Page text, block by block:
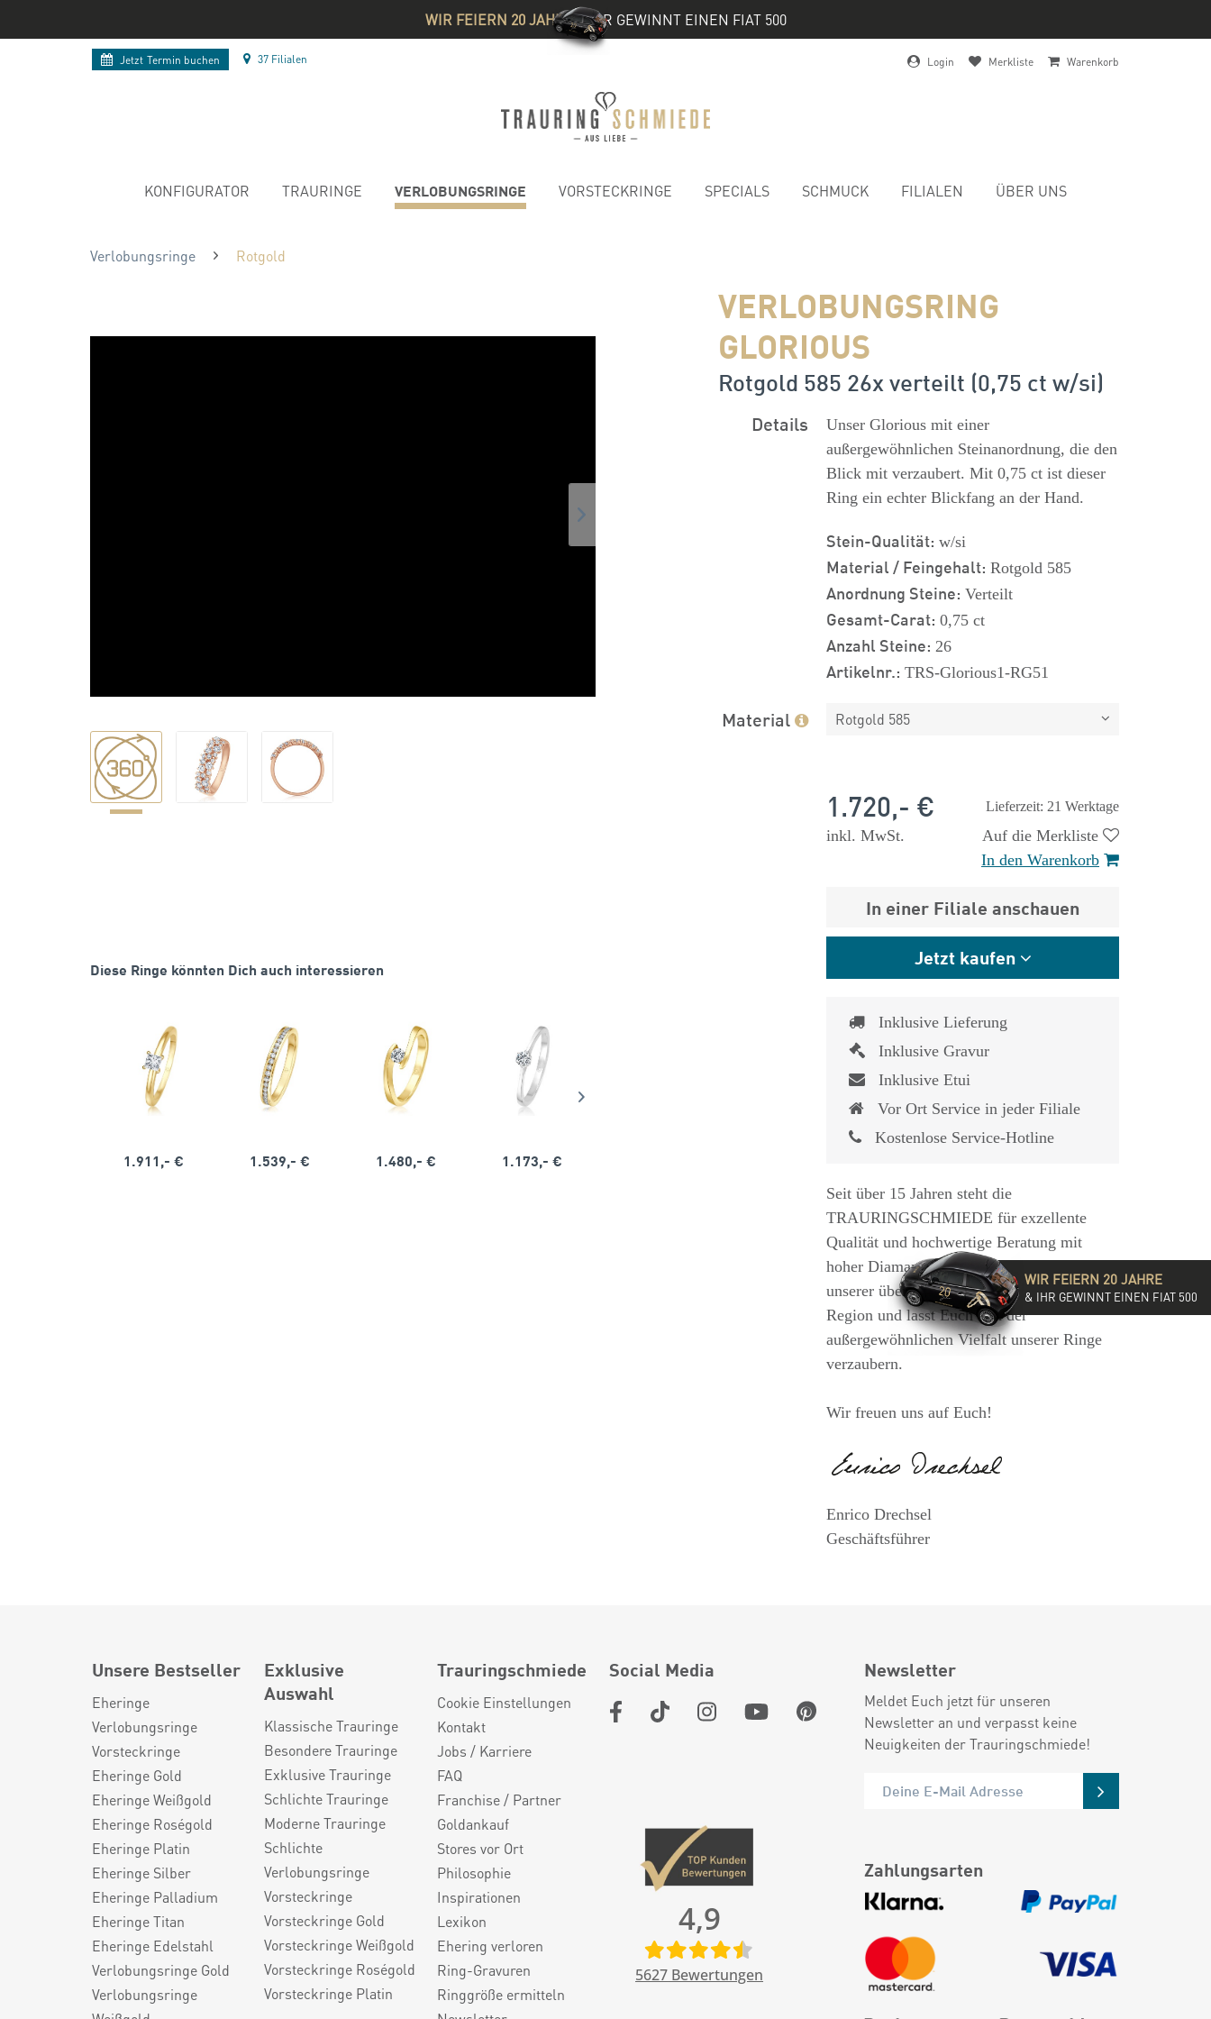
WIR FEIERN 20 JAHRE& IHR GEWINNT EINEN FIAT 500
Jetzt Termin buchen 37 Filialen Login Merkliste Warenkorb
KONFIGURATOR TRAURINGE VERLOBUNGSRINGE VORSTECKRINGE SPECIALS SCHMUCK FILIALEN ÜBER UNS
Verlobungsringe Rotgold
VERLOBUNGSRING
GLORIOUS
Rotgold 585 26x verteilt (0,75 ct w/si)
Diese Ringe könnten Dich auch interessieren
1.911,- € 1.539,- € 1.480,- € 1.173,- €
Details
Unser Glorious mit einer
außergewöhnlichen Steinanordnung, die den
Blick mit verzaubert. Mit 0,75 ct ist dieser
Ring ein echter Blickfang an der Hand.
Stein-Qualität: w/si
Material / Feingehalt: Rotgold 585
Anordnung Steine: Verteilt
Gesamt-Carat: 0,75 ct
Anzahl Steine: 26
Artikelnr.: TRS-Glorious1-RG51
Material Rotgold 585
Lieferzeit: 21 Werktage
1.720,- €
inkl. MwSt.
Auf die Merkliste
In den Warenkorb
In einer Filiale anschauen
Jetzt kaufen
Inklusive Lieferung
Inklusive Gravur
Inklusive Etui
Vor Ort Service in jeder Filiale
Kostenlose Service-Hotline
Seit über 15 Jahren steht die
TRAURINGSCHMIEDE für exzellente
Qualität und hochwertige Beratung mit
hoher Diamantkompetenz. Besucht eine
unserer über 35 Filialen in der DACH-
Region und lasst Euch von der
außergewöhnlichen Vielfalt unserer Ringe
verzaubern.
Wir freuen uns auf Euch!
Enrico Drechsel
Geschäftsführer
Unsere Bestseller
Eheringe
Verlobungsringe
Vorsteckringe
Eheringe Gold
Eheringe Weißgold
Eheringe Roségold
Eheringe Platin
Eheringe Silber
Eheringe Palladium
Eheringe Titan
Eheringe Edelstahl
Verlobungsringe Gold
Verlobungsringe
Exklusive
Auswahl
Klassische Trauringe
Besondere Trauringe
Exklusive Trauringe
Schlichte Trauringe
Moderne Trauringe
Schlichte
Verlobungsringe
Vorsteckringe
Vorsteckringe Gold
Vorsteckringe Weißgold
Vorsteckringe Roségold
Vorsteckringe Platin
Trauringschmiede
Cookie Einstellungen
Kontakt
Jobs / Karriere
FAQ
Franchise / Partner
Goldankauf
Stores vor Ort
Philosophie
Inspirationen
Lexikon
Ehering verloren
Ring-Gravuren
Ringgröße ermitteln
Social Media
4,9
5627 Bewertungen
Newsletter
Meldet Euch jetzt für unseren
Newsletter an und verpasst keine
Neuigkeiten der Trauringschmiede!
Zahlungsarten
WIR FEIERN 20 JAHRE
& IHR GEWINNT EINEN FIAT 500